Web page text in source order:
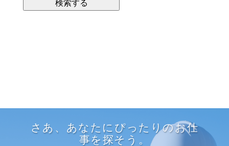
さあ、あなたにぴったりのお仕
事を探そう。